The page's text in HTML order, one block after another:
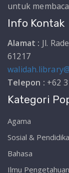
untuk
Info Kontak
Alamat : Jl.
61217
Telepon : +62
Kategori
Agama
Sosial &
Bahasa
Ilmu